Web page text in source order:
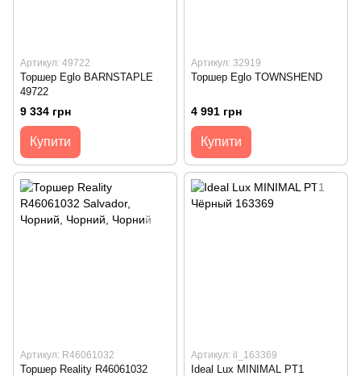
Артикул: 49722
Торшер Eglo BARNSTAPLE
49722
9 334 грн
Купити
Артикул: 32919
Торшер Eglo TOWNSHEND
4 991 грн
Купити
Артикул: R46061032
Торшер Reality R46061032
Артикул: il_163369
Ideal Lux MINIMAL PT1